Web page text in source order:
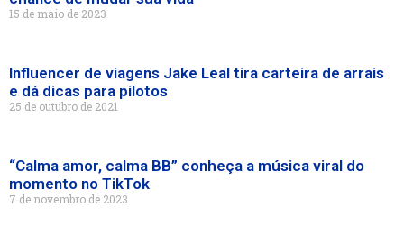
15 de maio de 2023
Influencer de viagens Jake Leal tira carteira de arrais
e dá dicas para pilotos
25 de outubro de 2021
“Calma amor, calma BB” conheça a música viral do
momento no TikTok
7 de novembro de 2023